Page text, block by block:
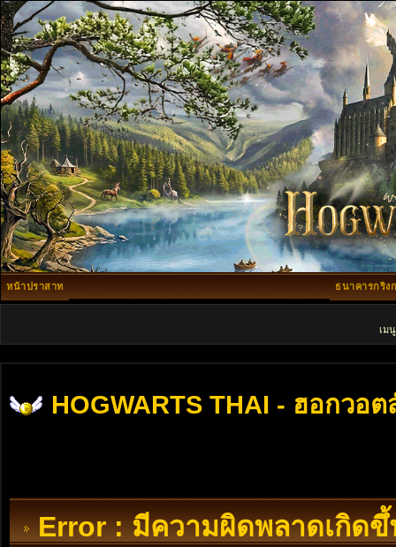
หน้าปราสาท ธนาคารกริง
เม
HOGWARTS THAI - ฮอกวอต
Error : มีความผิดพลาดเกิดขึ้